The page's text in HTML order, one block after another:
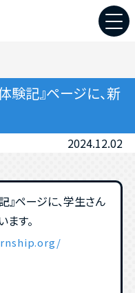
験記』ページに、新
2024.12.02
』ページに、学生さん
す。